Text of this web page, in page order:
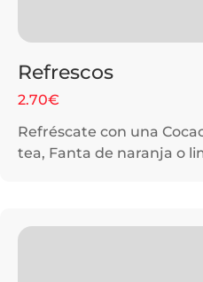
Refrescos
2.70€
Refréscate con una
tea, Fanta de naranja o